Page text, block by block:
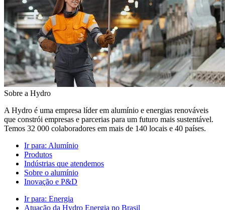
Sobre a Hydro
A Hydro é uma empresa líder em alumínio e energias renováveis
que constrói empresas e parcerias para um futuro mais sustentável.
Temos 32 000 colaboradores em mais de 140 locais e 40 países.
Ir para: Alumínio
Produtos
Indústrias que atendemos
Sobre o alumínio
Inovação e P&D
Ir para: Energia
Atuação da Hydro Energia no Brasil